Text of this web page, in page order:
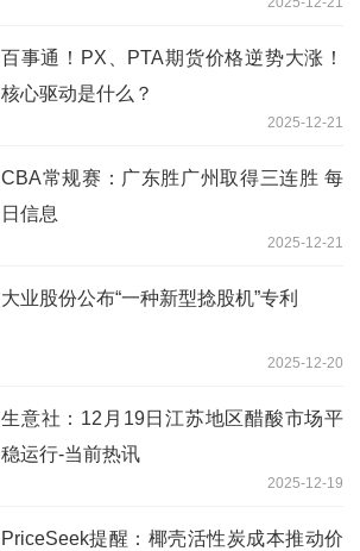
百事通！PX、PTA期货价格逆势大涨！
核心驱动是什么？
2025-12-21
CBA常规赛：广东胜广州取得三连胜 每
日信息
2025-12-21
大业股份公布“一种新型捻股机”专利
2025-12-20
生意社：12月19日江苏地区醋酸市场平
稳运行-当前热讯
2025-12-19
PriceSeek提醒：椰壳活性炭成本推动价